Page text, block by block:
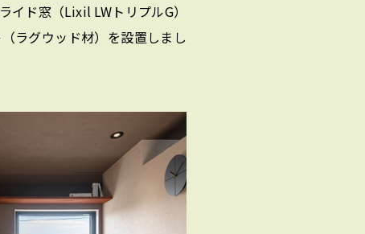
ド窓（Lixil LWトリプルG）
ラグウッド材）を設置しまし